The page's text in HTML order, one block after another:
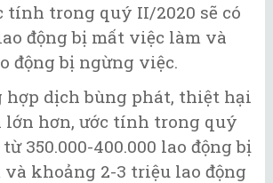
tính trong quý II/2020 sẽ có
động bị mất việc làm và
động bị ngừng việc.
hợp dịch bùng phát, thiệt hại
lớn hơn, ước tính trong quý
350.000-400.000 lao động bị
khoảng 2-3 triệu lao động